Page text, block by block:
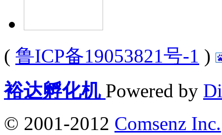
( 鲁ICP备19053821号-1 )
裕达孵化机 Powered by
© 2001-2012 Comsenz Inc.